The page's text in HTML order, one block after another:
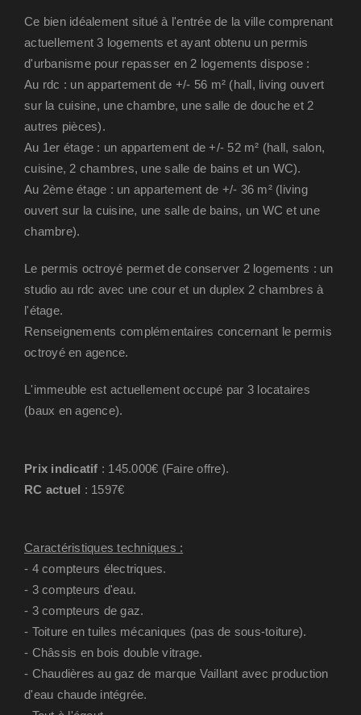
Ce bien idéalement situé à l'entrée de la ville comprenant
actuellement 3 logements et ayant obtenu un permis
d'urbanisme pour repasser en 2 logements dispose :
Au rdc : un appartement de +/- 56 m² (hall, living ouvert
sur la cuisine, une chambre, une salle de douche et 2
autres pièces).
Au 1er étage : un appartement de +/- 52 m² (hall, salon,
cuisine, 2 chambres, une salle de bains et un WC).
Au 2ème étage : un appartement de +/- 36 m² (living
ouvert sur la cuisine, une salle de bains, un WC et une
chambre).
Le permis octroyé permet de conserver 2 logements : un
studio au rdc avec une cour et un duplex 2 chambres à
l'étage.
Renseignements complémentaires concernant le permis
octroyé en agence.
L'immeuble est actuellement occupé par 3 locataires
(baux en agence).
Prix indicatif : 145.000€ (Faire offre).
RC actuel : 1597€
Caractéristiques techniques :
- 4 compteurs électriques.
- 3 compteurs d'eau.
- 3 compteurs de gaz.
- Toiture en tuiles mécaniques (pas de sous-toiture).
- Châssis en bois double vitrage.
- Chaudières au gaz de marque Vaillant avec production
d'eau chaude intégrée.